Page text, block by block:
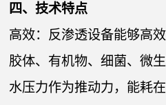
四、技术特点
高效：反渗透设备能够高
胶体、有机物、细菌、微
水压力作为推动力，能耗